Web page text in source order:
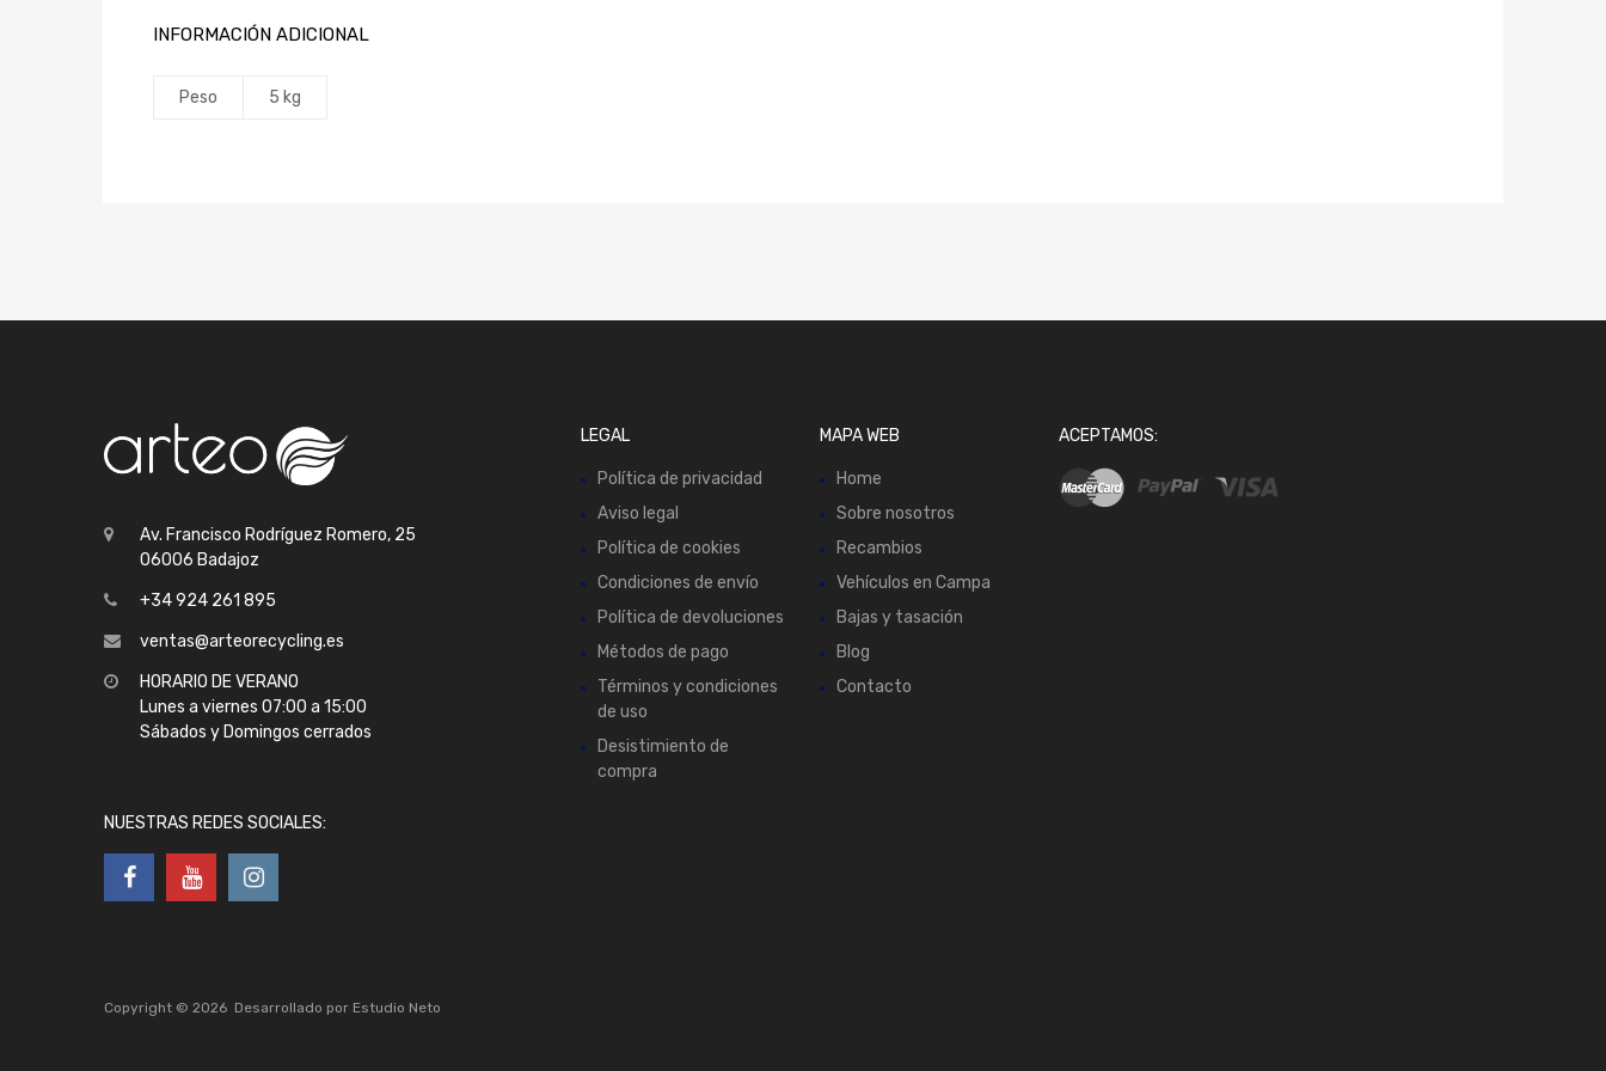
INFORMACIÓN ADICIONAL
Peso 5 kg
Av. Francisco Rodríguez Romero, 25
06006 Badajoz
+34 924 261 895
ventas@arteorecycling.es
HORARIO DE VERANO
Lunes a viernes 07:00 a 15:00
Sábados y Domingos cerrados
NUESTRAS REDES SOCIALES:
LEGAL
Política de privacidad
Aviso legal
Política de cookies
Condiciones de envío
Política de devoluciones
Métodos de pago
Términos y condiciones
de uso
Desistimiento de
compra
MAPA WEB
Home
Sobre nosotros
Recambios
Vehículos en Campa
Bajas y tasación
Blog
Contacto
ACEPTAMOS:
Copyright © 2026 Desarrollado por Estudio Neto